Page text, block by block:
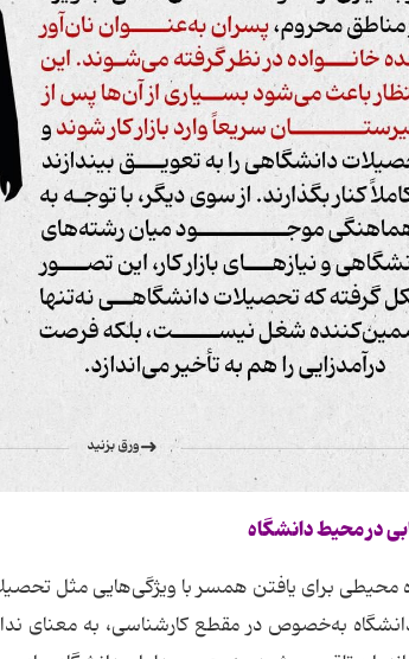
در محیط دانشگاه
محیطی برای یافتن همسر با ویژگی‌هایی مثل
دانشگاه به‌خصوص در مقطع کارشناسی، به